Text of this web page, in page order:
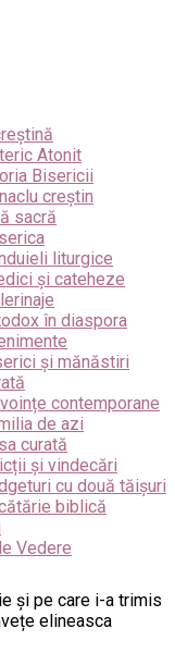
Atonit
Bisericii
creștin
sacră
liturgice
și cateheze
în diaspora
și mănăstiri
contemporane
de azi
curată
și vindecări
cu două tăișuri
biblică
Vedere
și pe care i-a trimis
elineasca